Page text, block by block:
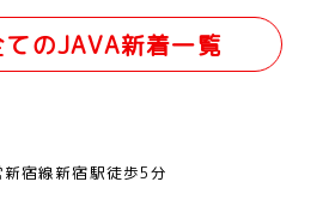
てのJAVA新着一覧
新宿線新宿駅徒歩5分